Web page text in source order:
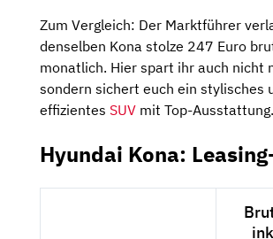
Zum Vergleich: Der Marktführer
denselben Kona stolze 247 Euro
monatlich. Hier spart ihr auch nicht
sondern sichert euch ein stylisches
effizientes SUV mit Top-Ausstattung.
Hyundai Kona: